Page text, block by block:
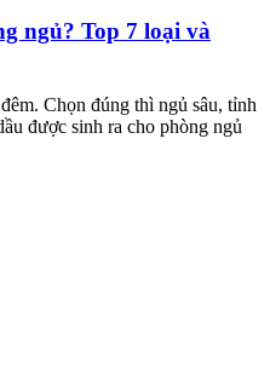
ngủ? Top 7 loại và
Chọn đúng thì ngủ sâu, tỉnh
được sinh ra cho phòng ngủ